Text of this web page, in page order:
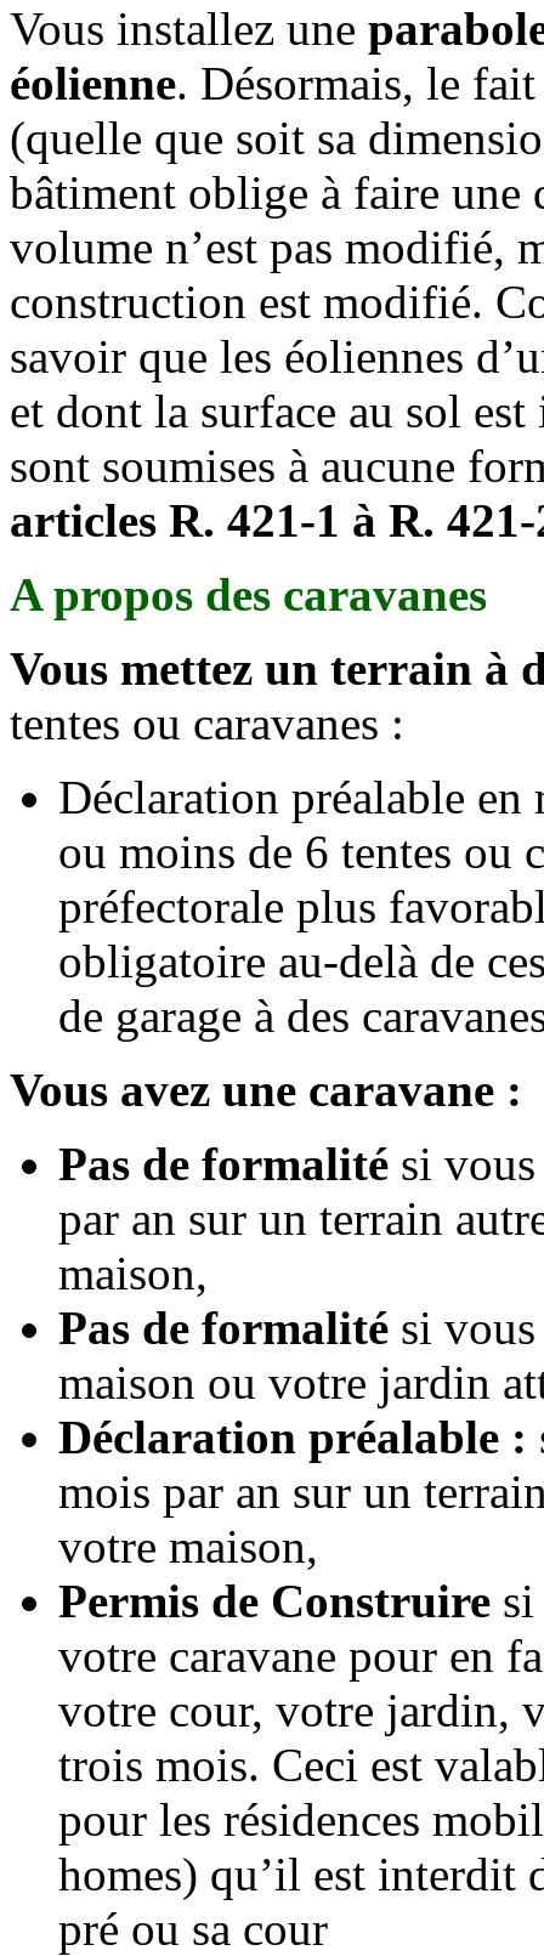
Vous installez une
éolienne. Désormais, le
(quelle que soit sa
bâtiment oblige à faire une
volume n’est pas modifié,
construction est modifié.
savoir que les éoliennes
et dont la surface au sol
sont soumises à aucune
articles R. 421-1 à R.
A propos des caravanes
Vous mettez un terrain à
tentes ou caravanes :
Déclaration préalable en
ou moins de 6 tentes ou
préfectorale plus
obligatoire au-delà de
de garage à des
Vous avez une caravane :
Pas de formalité si
par an sur un terrain
maison,
Pas de formalité si
maison ou votre jardin
Déclaration préalable :
mois par an sur un
votre maison,
Permis de Construire
votre caravane pour en
votre cour, votre jardin,
trois mois. Ceci est
pour les résidences
homes) qu’il est interdit
pré ou sa cour